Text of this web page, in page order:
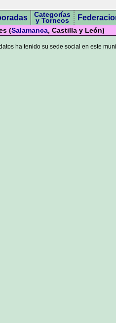
Categorías
y Torneos
(Salamanca, Castilla y León)
ha tenido su sede social en este